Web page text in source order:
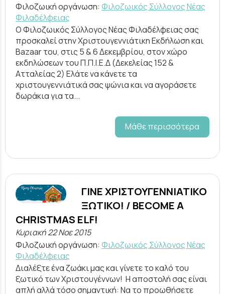
Φιλοζωική οργάνωση: Φιλοζωικός Σύλλογος Νέας
Φιλαδέλφειας
Ο Φιλοζωικός Σύλλογος Νέας Φιλαδέλφειας σας
προσκαλεί στην Χριστουγεννιάτικη Εκδήλωση και
Bazaar του, στις 5 & 6 Δεκεμβρίου, στον χώρο
εκδηλώσεων του Π.Π.Ι.Ε.Δ (Δεκελείας 152 &
Ατταλείας 2) Ελάτε να κάνετε τα
χριστουγεννιάτικά σας ψώνια και να αγοράσετε
δωράκια για τα...
Μάθε περισσότερα
ΓΙΝΕ ΧΡΙΣΤΟΥΓΕΝΝΙΑΤΙΚΟ
ΞΩΤΙΚΟ! / BECOME A
CHRISTMAS ELF!
Κυριακή 22 Νοε 2015
Φιλοζωική οργάνωση: Φιλοζωικός Σύλλογος Νέας
Φιλαδέλφειας
Διαλέξτε ένα ζωάκι μας και γίνετε το καλό του
ξωτικό των Χριστουγέννων! Η αποστολή σας είναι
απλή αλλά τόσο σημαντική: Να το προωθήσετε